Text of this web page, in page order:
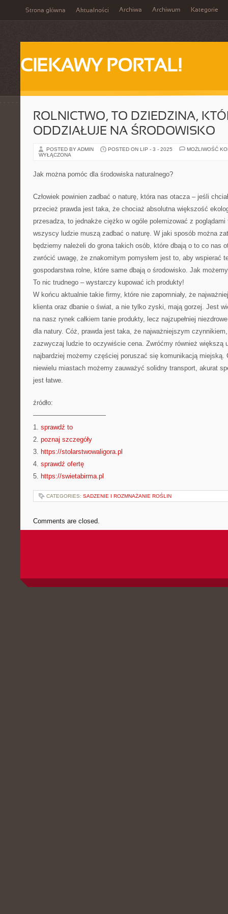
Strona główna Aktualności Archiwa Archiwum Kategorie
CIEKAWY PORTAL!
ROLNICTWO, TO DZIEDZINA,
ODDZIAŁUJE NA ŚRODOWISKO
POSTED BY ADMIN POSTED ON LIP - 3 - 2025
MOŻLIWOŚĆ
WYŁĄCZONA
Jak można pomóc dla środowiska naturalnego?
Człowiek powinien zadbać o naturę, która nas otacza – jeśli
przecież prawda jest taka, że chociaż absolutna większość
przesadza, to jednakże ciężko w ogóle polemizować z
wszyscy ludzie muszą zadbać o naturę. W jaki sposób można
będziemy należeli do grona takich osób, które dbają o to co nas
zwrócić uwagę, że znakomitym pomysłem jest to, aby wspierać
gospodarstwa rolne, które same dbają o środowisko. Jak
To nic trudnego – wystarczy kupować ich produkty!
W końcu aktualnie takie firmy, które nie zapomniały, że
klienta oraz dbanie o świat, a nie tylko zyski, mają gorzej. Jest
na nasz rynek całkiem tanie produkty, lecz najzupełniej
dla natury. Cóż, prawda jest taka, że najważniejszym
zazwyczaj ludzie to oczywiście cena. Zwróćmy również większą
najbardziej możemy częściej poruszać się komunikacją miejską.
niewielu miastach możemy zauważyć solidny transport, akurat
jest łatwe.
źródło:
———————————
1. sprawdź to
2. poznaj szczegóły
3. https://stolarstwowaligora.pl
4. sprawdź ofertę
5. https://swietabirma.pl
CATEGORIES: SADZENIE I ROZMNAŻANIE ROŚLIN
Comments are closed.